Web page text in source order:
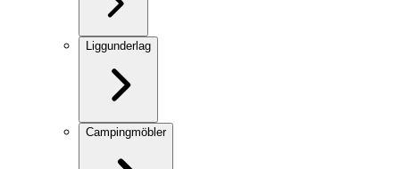
Liggunderlag
Campingmöbler